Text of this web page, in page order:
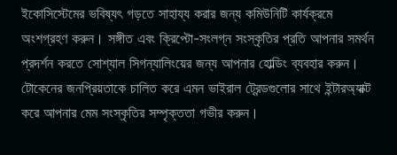
ইকোসিস্টেমের ভবিষ্যৎ গড়তে সাহায্য করার জন্য কমিউনিটি কার্যক্রমে
অংশগ্রহণ করুন। সঙ্গীত এবং ক্রিপ্টো-সংলগ্ন সংস্কৃতির প্রতি আপনার সমর্থন
প্রদর্শন করতে সোশ্যাল সিগন্যালিংয়ের জন্য আপনার হোল্ডিং ব্যবহার করুন।
টোকেনের জনপ্রিয়তাকে চালিত করে এমন ভাইরাল ট্রেন্ডগুলোর সাথে ইন্টারঅ্যাক্ট
করে আপনার মেম সংস্কৃতির সম্পৃক্ততা গভীর করুন।